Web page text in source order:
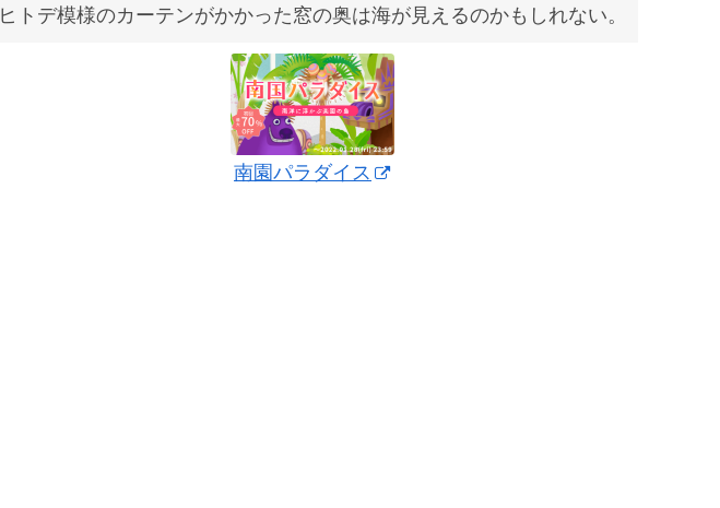
ヒトデ模様のカーテンがかかった窓の奥は海が見えるのかもしれない。
南園パラダイス